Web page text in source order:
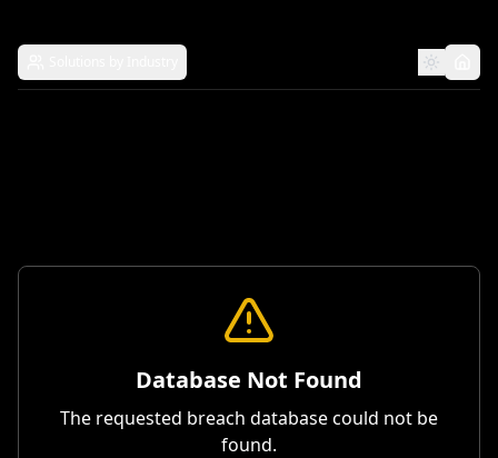
Database Not Found
The requested breach database could not be
found.